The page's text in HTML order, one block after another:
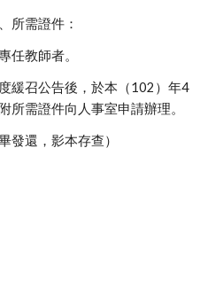
所需證件：
任教師者。
緩召公告後，於本（102）年4
所需證件向人事室申請辦理。
發還，影本存查）